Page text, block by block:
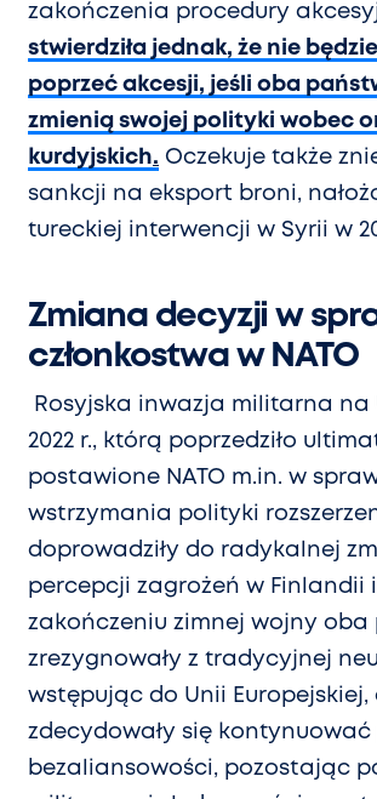
zakończenia procedury
stwierdziła jednak, że nie
poprzeć akcesji, jeśli oba
zmienią swojej polityki wobec
kurdyjskich. Oczekuje także
sankcji na eksport broni,
tureckiej interwencji w Syrii w
Zmiana decyzji w
członkostwa w NATO
Rosyjska inwazja militarna na
2022 r., którą poprzedziło
postawione NATO m.in. w
wstrzymania polityki
doprowadziły do radykalnej
percepcji zagrożeń w Finlandii i
zakończeniu zimnej wojny oba
zrezygnowały z tradycyjnej
wstępując do Unii Europejskiej,
zdecydowały się
bezaliansowości, pozostając